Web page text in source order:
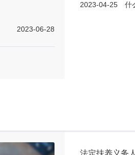
2023-06-28
2023-04-25 什么
法定扶养义务